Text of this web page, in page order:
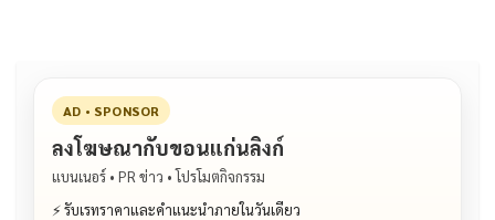
AD • SPONSOR
ลงโฆษณากับขอนแก่นลิงก์
แบนเนอร์ • PR ข่าว • โปรโมตกิจกรรม
⚡ รับเรทราคาและคำแนะนำภายในวันเดียว